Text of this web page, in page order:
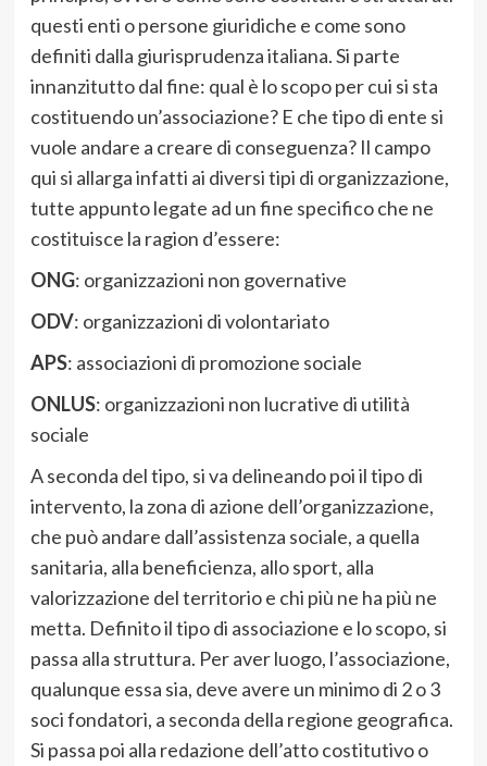
questi enti o persone giuridiche e come sono
definiti dalla giurisprudenza italiana. Si parte
innanzitutto dal fine: qual è lo scopo per cui si sta
costituendo un’associazione? E che tipo di ente si
vuole andare a creare di conseguenza? Il campo
qui si allarga infatti ai diversi tipi di organizzazione,
tutte appunto legate ad un fine specifico che ne
costituisce la ragion d’essere:
ONG: organizzazioni non governative
ODV: organizzazioni di volontariato
APS: associazioni di promozione sociale
ONLUS: organizzazioni non lucrative di utilità
sociale
A seconda del tipo, si va delineando poi il tipo di
intervento, la zona di azione dell’organizzazione,
che può andare dall’assistenza sociale, a quella
sanitaria, alla beneficienza, allo sport, alla
valorizzazione del territorio e chi più ne ha più ne
metta. Definito il tipo di associazione e lo scopo, si
passa alla struttura. Per aver luogo, l’associazione,
qualunque essa sia, deve avere un minimo di 2 o 3
soci fondatori, a seconda della regione geografica.
Si passa poi alla redazione dell’atto costitutivo o